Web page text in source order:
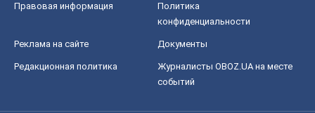
Правовая информация
Политика
конфиденциальности
Реклама на сайте Документы
Редакционная политика
Журналисты OBOZ.UA на месте
событий